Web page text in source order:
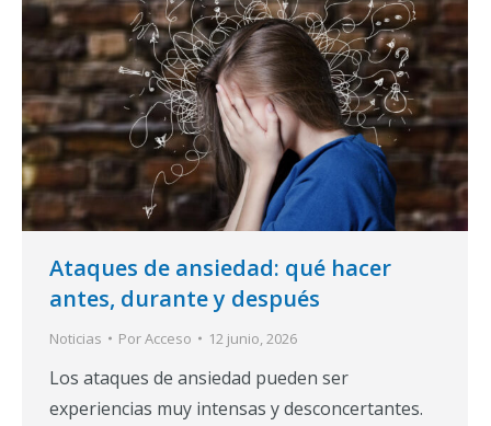
Ataques de ansiedad: qué hacer
antes, durante y después
Noticias PorAcceso 12 junio, 2026
Los ataques de ansiedad pueden ser
experiencias muy intensas y desconcertantes.